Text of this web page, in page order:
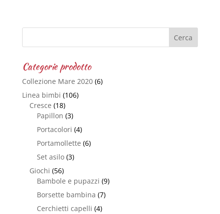
Categorie prodotto
Collezione Mare 2020 (6)
Linea bimbi (106)
Cresce (18)
Papillon (3)
Portacolori (4)
Portamollette (6)
Set asilo (3)
Giochi (56)
Bambole e pupazzi (9)
Borsette bambina (7)
Cerchietti capelli (4)